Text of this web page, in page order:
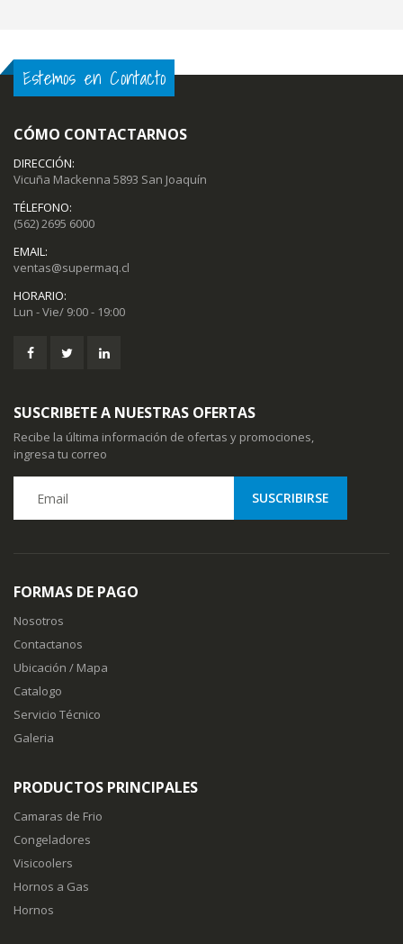
Estemos en Contacto
CÓMO CONTACTARNOS
DIRECCIÓN:
Vicuña Mackenna 5893 San Joaquín
TÉLEFONO:
(562) 2695 6000
EMAIL:
ventas@supermaq.cl
HORARIO:
Lun - Vie/ 9:00 - 19:00
SUSCRIBETE A NUESTRAS OFERTAS
Recibe la última información de ofertas y promociones,
ingresa tu correo
FORMAS DE PAGO
Nosotros
Contactanos
Ubicación / Mapa
Catalogo
Servicio Técnico
Galeria
PRODUCTOS PRINCIPALES
Camaras de Frio
Congeladores
Visicoolers
Hornos a Gas
Hornos